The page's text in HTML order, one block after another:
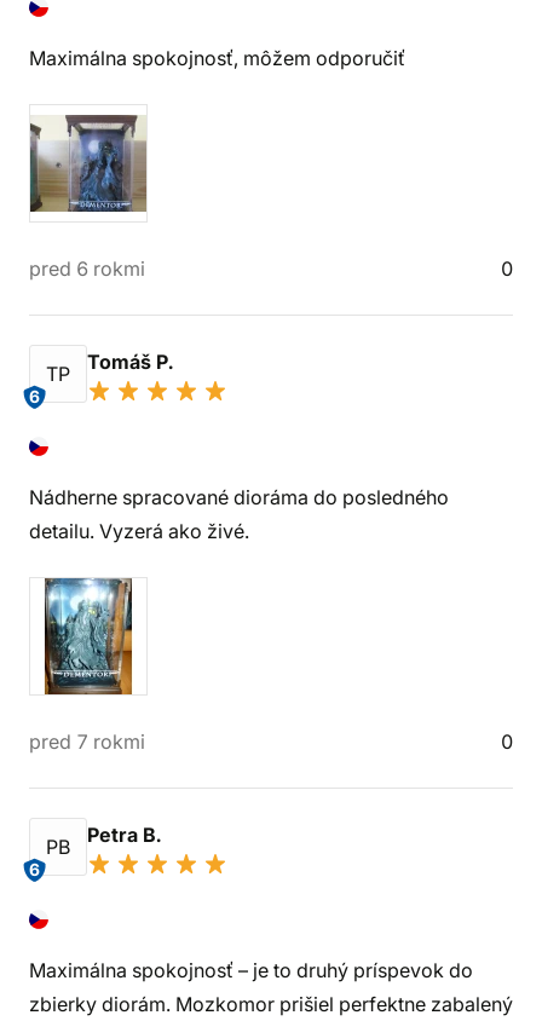
Maximálna spokojnosť, môžem odporučiť
pred 6 rokmi 0
TP
6
Tomáš P.
Nádherne spracované dioráma do posledného
detailu. Vyzerá ako živé.
pred 7 rokmi 0
PB
6
Petra B.
Maximálna spokojnosť – je to druhý príspevok do
zbierky diorám. Mozkomor prišiel perfektne zabalený